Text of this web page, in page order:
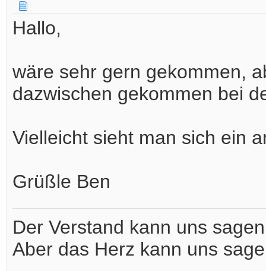
Hallo,
wäre sehr gern gekommen,
dazwischen gekommen bei
Vielleicht sieht man sich ein
Grüßle Ben
Der Verstand kann uns
Aber das Herz kann uns